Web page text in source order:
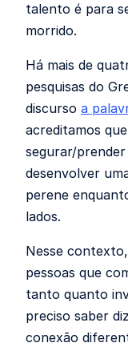
talento é para
morrido.
Há mais de
pesquisas do
discurso a
acreditamos
segurar/
desenvolver
perene
lados.
Nesse
pessoas que
tanto quanto
preciso saber
conexão